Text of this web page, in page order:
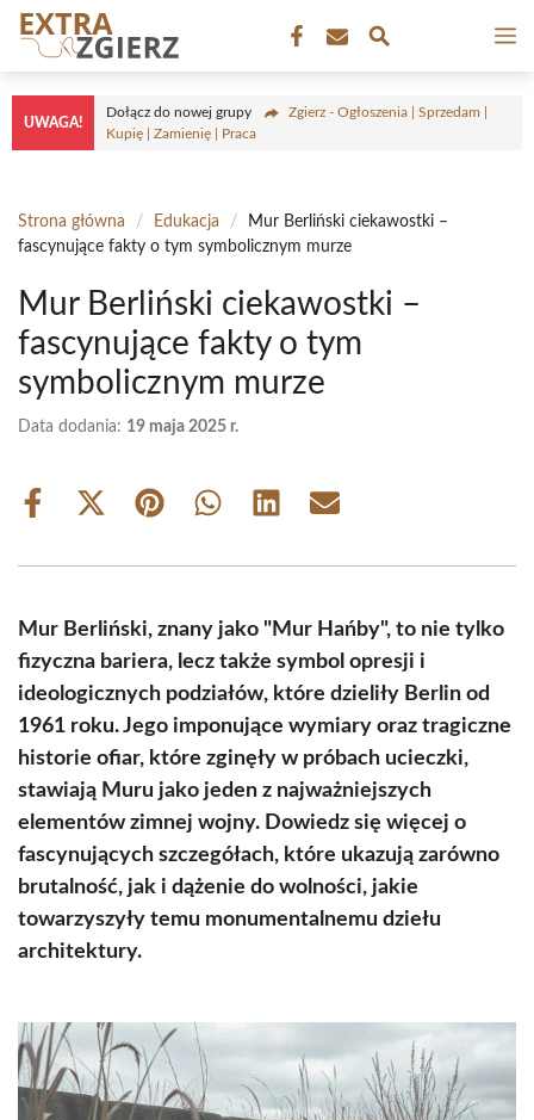
Przejdź
treści
UWAGA!
Dołącz do nowej grupy
Zgierz - Ogłoszenia | Sprzedam |
Kupię | Zamienię | Praca
Strona główna / Edukacja /
Mur Berliński ciekawostki –
fascynujące fakty o tym symbolicznym murze
Mur Berliński ciekawostki –
fascynujące fakty o tym
symbolicznym murze
Data dodania: 19 maja 2025 r.
Share
Share
(Twitter)
Share Share Share Share
Mur Berliński, znany jako "Mur Hańby", to nie tylko
fizyczna bariera, lecz także symbol opresji i
ideologicznych podziałów, które dzieliły Berlin od
1961 roku. Jego imponujące wymiary oraz tragiczne
historie ofiar, które zginęły w próbach ucieczki,
stawiają Muru jako jeden z najważniejszych
elementów zimnej wojny. Dowiedz się więcej o
fascynujących szczegółach, które ukazują zarówno
brutalność, jak i dążenie do wolności, jakie
towarzyszyły temu monumentalnemu dziełu
architektury.